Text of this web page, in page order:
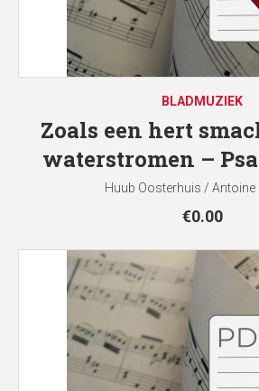
BLADMUZIEK
Zoals een hert
waterstromen –
Huub Oosterhuis / Antoine
€0.00